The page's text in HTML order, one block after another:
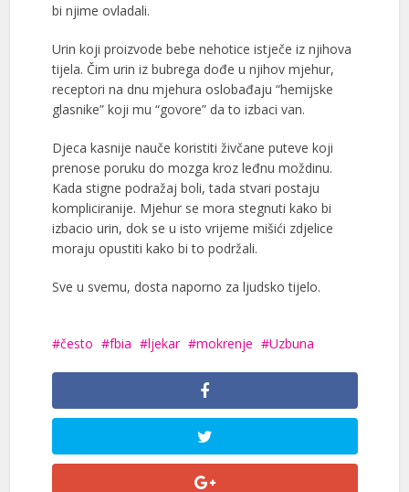
bi njime ovladali.
Urin koji proizvode bebe nehotice istječe iz njihova
tijela. Čim urin iz bubrega dođe u njihov mjehur,
receptori na dnu mjehura oslobađaju “hemijske
glasnike” koji mu “govore” da to izbaci van.
Djeca kasnije nauče koristiti živčane puteve koji
prenose poruku do mozga kroz leđnu moždinu.
Kada stigne podražaj boli, tada stvari postaju
kompliciranije. Mjehur se mora stegnuti kako bi
izbacio urin, dok se u isto vrijeme mišići zdjelice
moraju opustiti kako bi to podržali.
Sve u svemu, dosta naporno za ljudsko tijelo.
često fbia ljekar mokrenje Uzbuna